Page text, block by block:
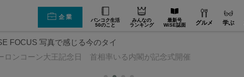
企業
バンコク生活
50のこと
みんなの
ランキング
最新号
WiSE誌面
グルメ 学ぶ
FOCUS 写真で感じる今のタイ
ロンコーン大王記念日 首相率いる内閣が記念式開催